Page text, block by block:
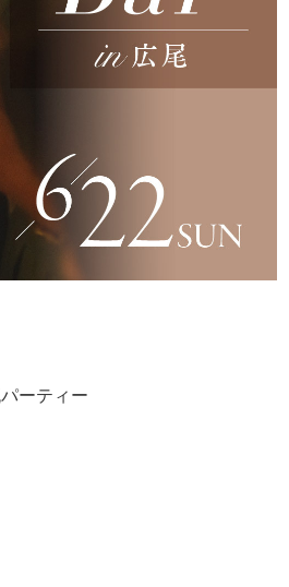
ーティー